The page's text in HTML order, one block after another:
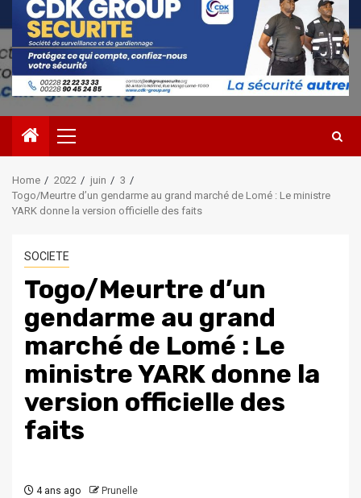
Primary
Menu
Home 2022 juin
3
Togo/Meurtre d’un gendarme au grand marché de Lomé : Le ministre
YARK donne la version officielle des faits
SOCIETE
Togo/Meurtre d’un
gendarme au grand
marché de Lomé : Le
ministre YARK donne la
version officielle des
faits
4 ans ago Prunelle